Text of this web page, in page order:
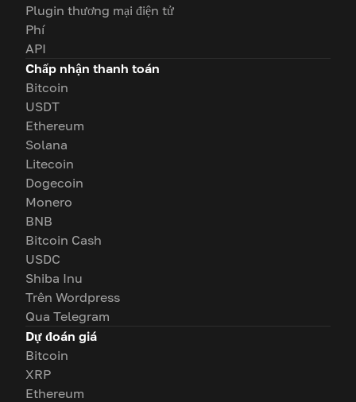
Plugin thương mại điện tử
Phí
API
Chấp nhận thanh toán
Bitcoin
USDT
Ethereum
Solana
Litecoin
Dogecoin
Monero
BNB
Bitcoin Cash
USDC
Shiba Inu
Trên Wordpress
Qua Telegram
Dự đoán giá
Bitcoin
XRP
Ethereum